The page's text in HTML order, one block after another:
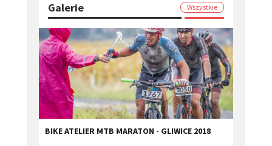
Galerie Wszystkie
BIKE ATELIER MTB MARATON - GLIWICE 2018